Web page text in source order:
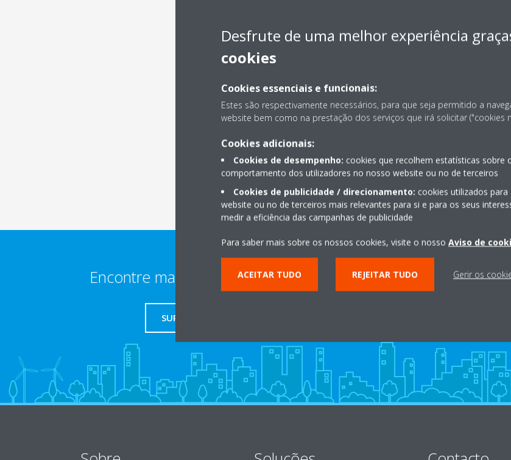
Lamentamos, mas não foi encontrado nenhum
Encontre mais informações
SUPORTE
Centro de Experiência Virtual
Desfrute de uma melhor experiência
cookies
Cookies essenciais e funcionais:
Estes são respectivamente necessários, para que seja permitido a
website bem como na prestação dos serviços que irá solicitar ("cookies
Cookies adicionais:
Cookies de desempenho: cookies que recolhem estatísticas sobre
comportamento dos utilizadores no nosso website ou no de terceiros
Cookies de publicidade / direcionamento: cookies utilizados
website ou no de terceiros mais relevantes para si e para os seus
medir a eficiência das campanhas de publicidade
Para saber mais sobre os nossos cookies, visite o nosso Aviso de
ACEITAR TUDO REJEITAR TUDO Gerir os